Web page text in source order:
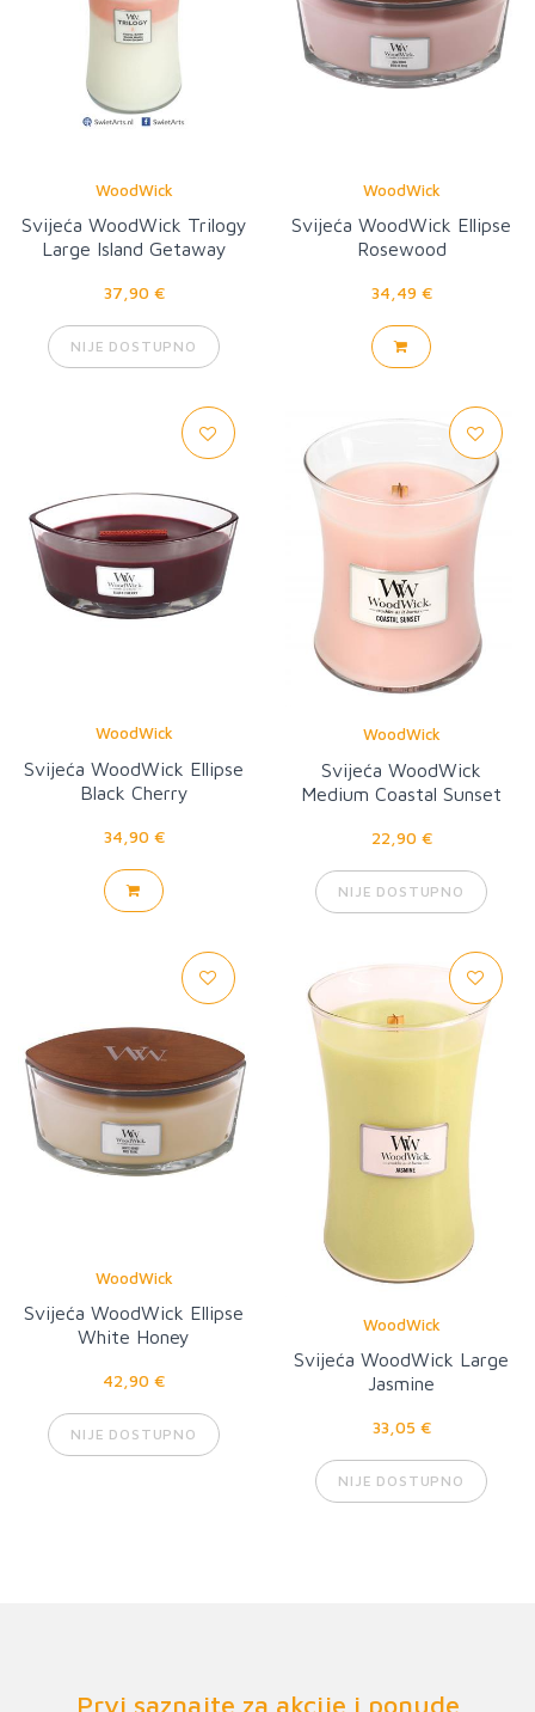
WoodWick
Svijeća WoodWick Trilogy
Large Island Getaway
37,90 €
NIJE DOSTUPNO
WoodWick
Svijeća WoodWick Ellipse
Rosewood
34,49 €
WoodWick
Svijeća WoodWick Ellipse
Black Cherry
34,90 €
WoodWick
Svijeća WoodWick
Medium Coastal Sunset
22,90 €
NIJE DOSTUPNO
WoodWick
Svijeća WoodWick Ellipse
White Honey
42,90 €
NIJE DOSTUPNO
WoodWick
Svijeća WoodWick Large
Jasmine
33,05 €
NIJE DOSTUPNO
Prvi saznajte za akcije i ponude